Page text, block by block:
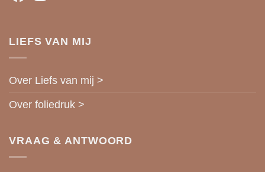
LIEFS VAN MIJ
Over Liefs van mij >
Over foliedruk >
VRAAG & ANTWOORD